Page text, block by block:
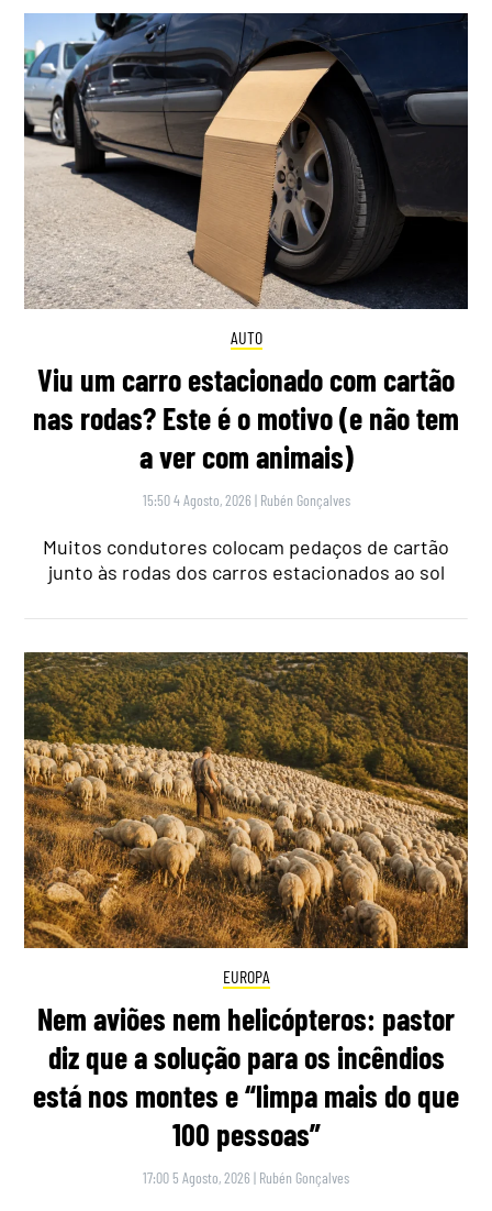
AUTO
Viu um carro estacionado com cartão
nas rodas? Este é o motivo (e não tem
a ver com animais)
15:50 4 Agosto, 2026 | Rubén Gonçalves
Muitos condutores colocam pedaços de cartão
junto às rodas dos carros estacionados ao sol
EUROPA
Nem aviões nem helicópteros: pastor
diz que a solução para os incêndios
está nos montes e “limpa mais do que
100 pessoas”
17:00 5 Agosto, 2026 | Rubén Gonçalves